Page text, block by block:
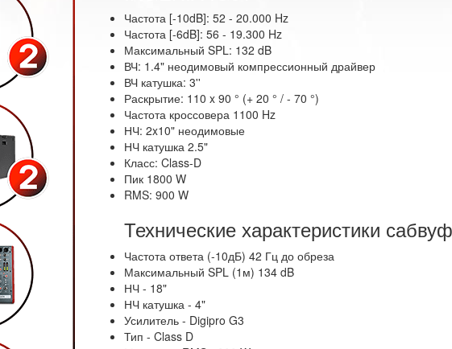
Частота [-10dB]: 52 - 20.000 Hz
Частота [-6dB]: 56 - 19.300 Hz
Максимальный SPL: 132 dB
ВЧ: 1.4" неодимовый компрессионный драйвер
ВЧ катушка: 3''
Раскрытие: 110 x 90 ° (+ 20 ° / - 70 °)
Частота кроссовера 1100 Hz
НЧ: 2x10" неодимовые
НЧ катушка 2.5"
Класс: Class-D
Пик 1800 W
RMS: 900 W
Технические характеристики
Частота ответа (-10дБ) 42 Гц до обреза
Максимальный SPL (1м) 134 dB
НЧ - 18"
НЧ катушка - 4"
Усилитель - Digipro G3
Тип - Class D